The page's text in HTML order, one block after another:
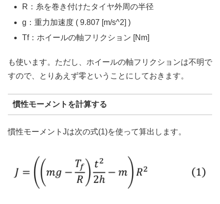
R：糸を巻き付けたタイヤ外周の半径
g：重力加速度 ( 9.807 [m/s^2] )
Tf：ホイールの軸フリクション [Nm]
も使います。ただし、ホイールの軸フリクションは不明で
すので、とりあえず零ということにしておきます。
慣性モーメントを計算する
慣性モーメントJは次の式(1)を使って算出します。